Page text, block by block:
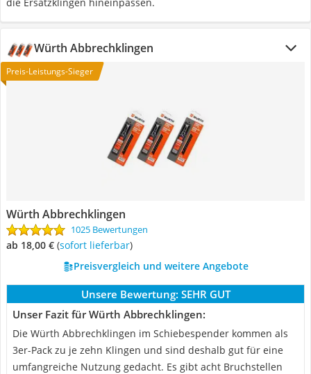
Würth Abbrechklingen
Preis-Leistungs-Sieger
Würth Abbrechklingen
1025 Bewertungen
ab 18,00 € ( Sofort lieferbar)
Preisvergleich und weitere Angebote
Unsere Bewertung: SEHR GUT
Unser Fazit für Würth Abbrechklingen:
Die Würth Abbrechklingen im Schiebespender kommen als
3er-Pack zu je zehn Klingen und sind deshalb gut für eine
umfangreiche Nutzung gedacht. Es gibt acht Bruchstellen